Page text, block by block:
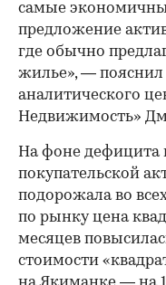
самые
предложение
где обычно
жилье», — пояснил
аналитического
Недвижимость»
На фоне дефицита
покупательской
подорожала во
по рынку цена
месяцев
стоимости